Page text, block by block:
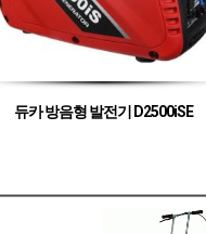
혼다 방음형 발전기 [ EU30iS ]